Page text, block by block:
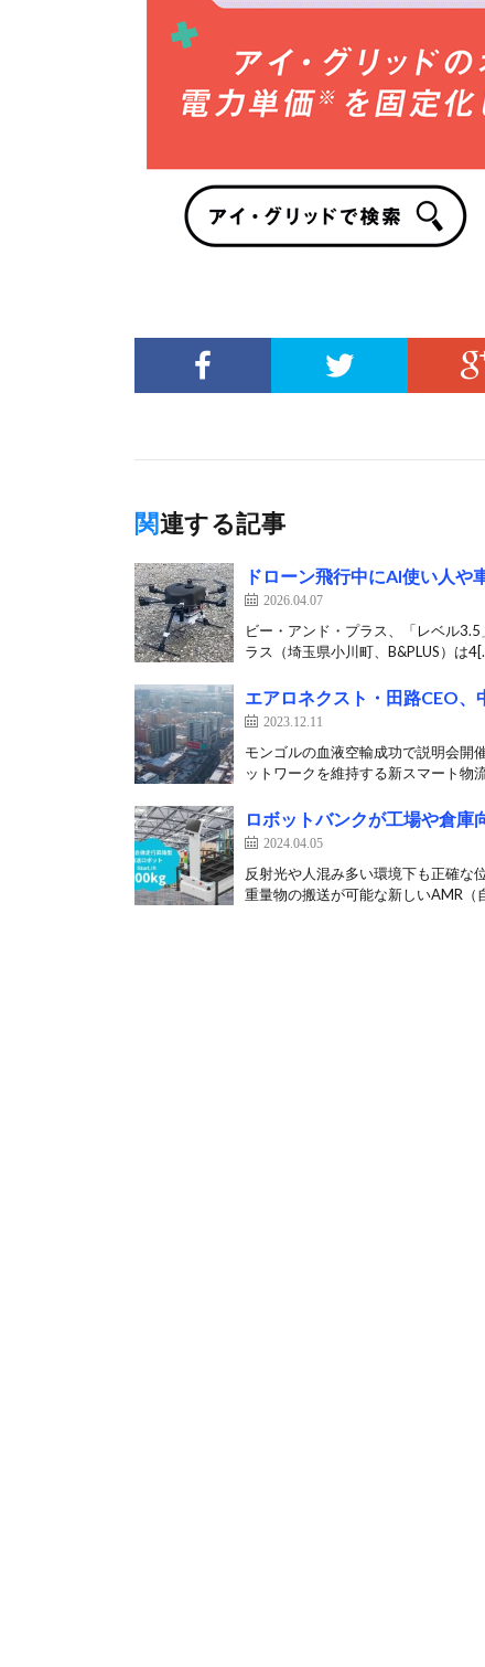
関連する記事
ドローン飛行中にAI使い人や
2026.04.07
ビー・アンド・プラス、「レベル
ラス（埼玉県小川町、B&PLUS）は
エアロネクスト・田路CEO
2023.12.11
モンゴルの血液空輸成功で説明会開
ットワークを維持する新スマート物
ロボットバンクが工場や倉
2024.04.05
反射光や人混み多い環境下も正確な
重量物の搬送が可能な新しいAMR（